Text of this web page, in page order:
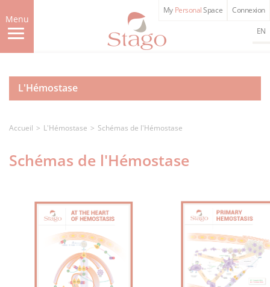
au
contenu
principal
Menu
My PersonalSpace Connexion
EN
L'Hémostase
Accueil L'Hémostase Schémas de l'Hémostase
Schémas de l'Hémostase